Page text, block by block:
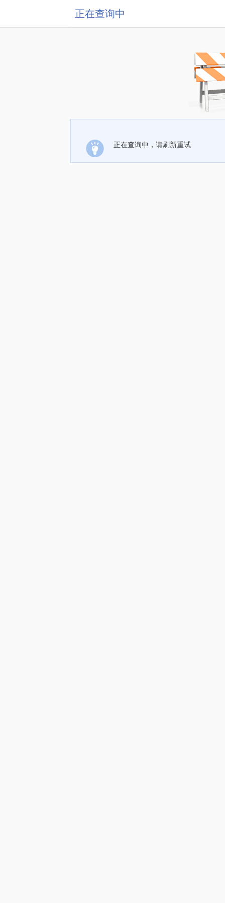
正在查询中
正在查询中，请刷新重试